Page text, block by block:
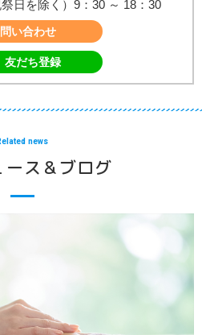
日を除く）9：30 ～ 18：30
い合わせ
友だち登録
news
ース＆ブログ